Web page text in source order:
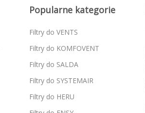
Popularne kategorie
Filtry do VENTS
Filtry do KOMFOVENT
Filtry do SALDA
Filtry do SYSTEMAIR
Filtry do HERU